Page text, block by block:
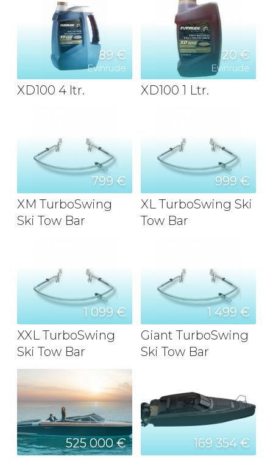
89 €
Evinrude
XD100 4 ltr.
20 €
Evinrude
XD100 1 Ltr.
799 €
XM TurboSwing
Ski Tow Bar
999 €
XL TurboSwing Ski
Tow Bar
1 099 €
XXL TurboSwing
Ski Tow Bar
1 499 €
Giant TurboSwing
Ski Tow Bar
525 000 € 169 354 €